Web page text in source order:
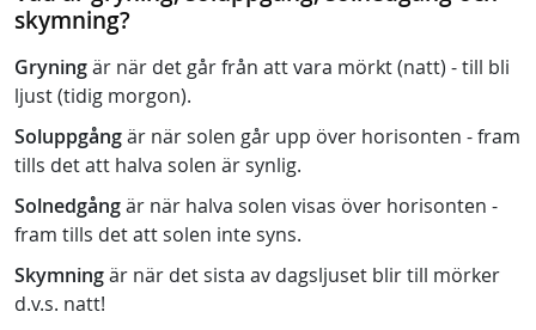
skymning?
Gryningär när det går från att vara mörkt (natt) - till bli
ljust (tidig morgon).
Soluppgångär när solen går upp över horisonten - fram
tills det att halva solen är synlig.
Solnedgångär när halva solen visas över horisonten -
fram tills det att solen inte syns.
Skymningär när det sista av dagsljuset blir till mörker
d.v.s. natt!